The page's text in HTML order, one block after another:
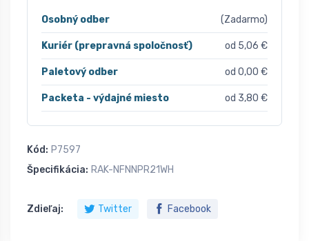
Osobný odber (Zadarmo)
Kuriér (prepravná spoločnosť) od 5,06 €
Paletový odber od 0,00 €
Packeta - výdajné miesto od 3,80 €
Kód: P7597
Špecifikácia: RAK-NFNNPR21WH
Zdieľaj: Twitter Facebook